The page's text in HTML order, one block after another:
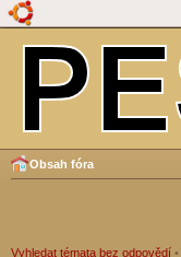
Obsah fóra
Vyhledat témata bez odpovědí •